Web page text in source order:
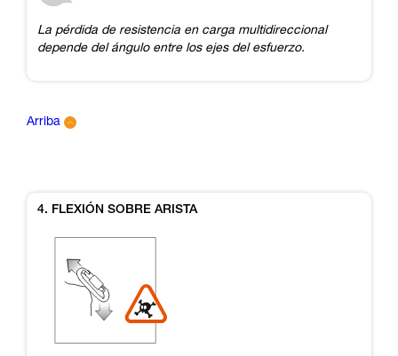
La pérdida de resistencia en carga multidireccional
depende del ángulo entre los ejes del esfuerzo.
Arriba
4. FLEXIÓN SOBRE ARISTA